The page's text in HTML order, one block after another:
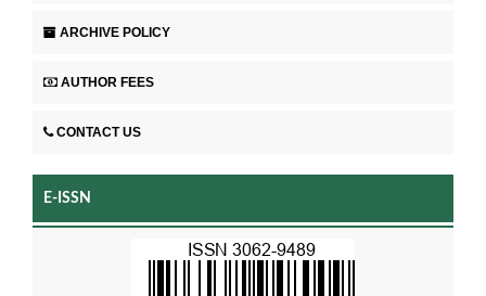
ARCHIVE POLICY
AUTHOR FEES
CONTACT US
E-ISSN